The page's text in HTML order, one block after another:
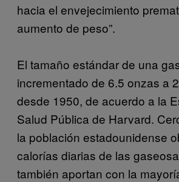
hacia el envejecimiento
aumento de peso”.
El tamaño estándar de una
incrementado de 6.5 onzas a
desde 1950, de acuerdo a la
Salud Pública de Harvard.
la población estadounidense
calorías diarias de las
también aportan con la